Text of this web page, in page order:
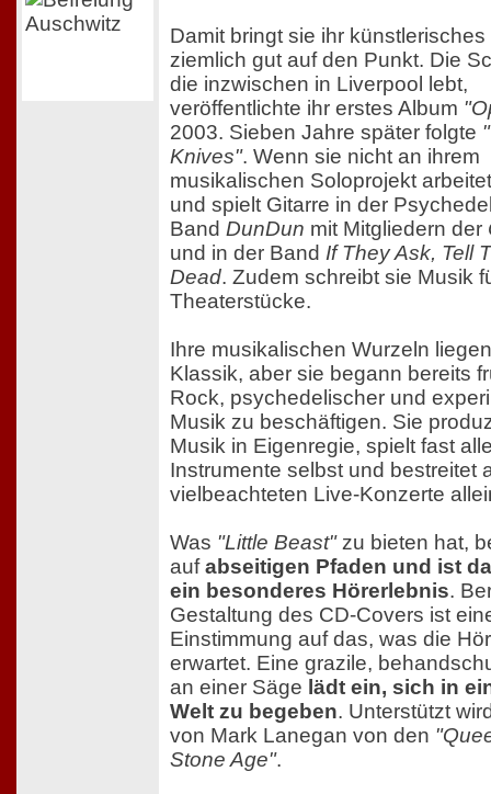
Damit bringt sie ihr
ziemlich gut auf den Punkt. Die
die inzwischen in Liverpool lebt,
veröffentlichte ihr erstes Album
2003. Sieben Jahre später folgte
Knives". Wenn sie nicht an ihrem
musikalischen Soloprojekt
und spielt Gitarre in der
Band DunDun mit Mitgliedern der
und in der Band If They Ask, Tell
Dead. Zudem schreibt sie Musik
Theaterstücke.
Ihre musikalischen Wurzeln
Klassik, aber sie begann bereits
Rock, psychedelischer und
Musik zu beschäftigen. Sie
Musik in Eigenregie, spielt fast
Instrumente selbst und bestreitet
vielbeachteten Live-Konzerte
Was "Little Beast"zu bieten hat,
aufabseitigen Pfaden und ist
ein besonderes Hörerlebnis.
Gestaltung des CD-Covers ist
Einstimmung auf das, was die
erwartet. Eine grazile,
an einer Säge lädt ein, sich in
Welt zu begeben. Unterstützt
von Mark Lanegan von den
Stone Age".